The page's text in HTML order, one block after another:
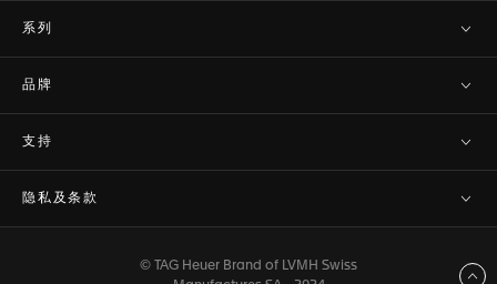
系列
品牌
支持
隐私及条款
© TAG Heuer Brand of LVMH Swiss
返回顶部